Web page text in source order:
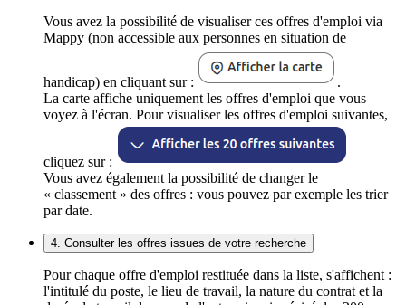
Vous avez la possibilité de visualiser ces offres d'emploi via
Mappy (non accessible aux personnes en situation de
handicap) en cliquant sur :
.
La carte affiche uniquement les offres d'emploi que vous
voyez à l'écran. Pour visualiser les offres d'emploi suivantes,
cliquez sur :
Vous avez également la possibilité de changer le
« classement » des offres : vous pouvez par exemple les trier
par date.
4. Consulter les offres issues de votre recherche
Pour chaque offre d'emploi restituée dans la liste, s'affichent :
l'intitulé du poste, le lieu de travail, la nature du contrat et la